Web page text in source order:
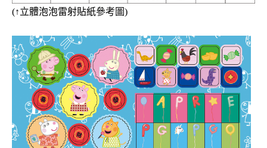
(↑立體泡泡雷射貼紙參考圖)